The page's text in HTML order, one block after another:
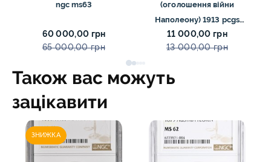
ngc ms63
60 000,00 грн
65 000,00 грн
(оголошення війни
Наполеону) 1913 pcgs
ms64
11 000,00 грн
13 000,00 грн
Також вас можуть
зацікавити
ЗНИЖКА